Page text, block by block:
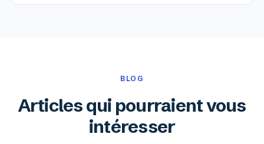
BLOG
Articles qui pourraient vous
intéresser